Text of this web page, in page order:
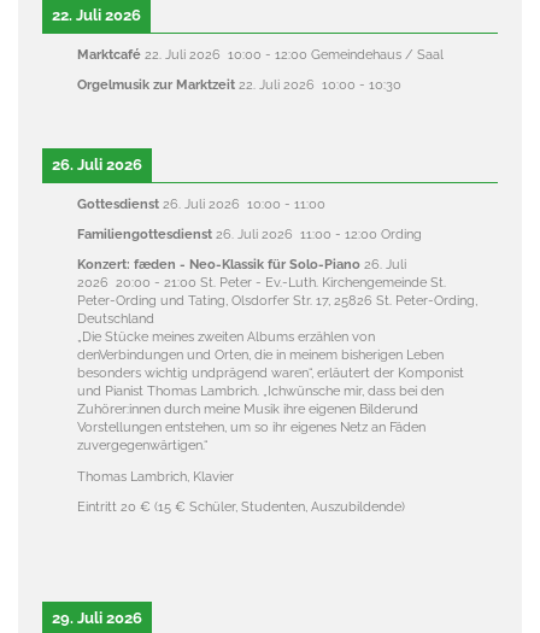
22. Juli 2026
Marktcafé 22. Juli 2026 10:00 - 12:00 Gemeindehaus / Saal
Orgelmusik zur Marktzeit 22. Juli 2026 10:00 - 10:30
26. Juli 2026
Gottesdienst 26. Juli 2026 10:00 - 11:00
Familiengottesdienst 26. Juli 2026 11:00 - 12:00 Ording
Konzert: fæden - Neo-Klassik für Solo-Piano 26. Juli
2026
20:00 - 21:00 St. Peter - Ev.-Luth. Kirchengemeinde St.
Peter-Ording und Tating, Olsdorfer Str. 17, 25826 St. Peter-Ording,
Deutschland
„Die Stücke meines zweiten Albums erzählen von
denVerbindungen und Orten, die in meinem bisherigen Leben
besonders wichtig undprägend waren“, erläutert der Komponist
und Pianist Thomas Lambrich. „Ichwünsche mir, dass bei den
Zuhörer:innen durch meine Musik ihre eigenen Bilderund
Vorstellungen entstehen, um so ihr eigenes Netz an Fäden
zuvergegenwärtigen.“
Thomas Lambrich, Klavier
Eintritt 20 € (15 € Schüler, Studenten, Auszubildende)
29. Juli 2026